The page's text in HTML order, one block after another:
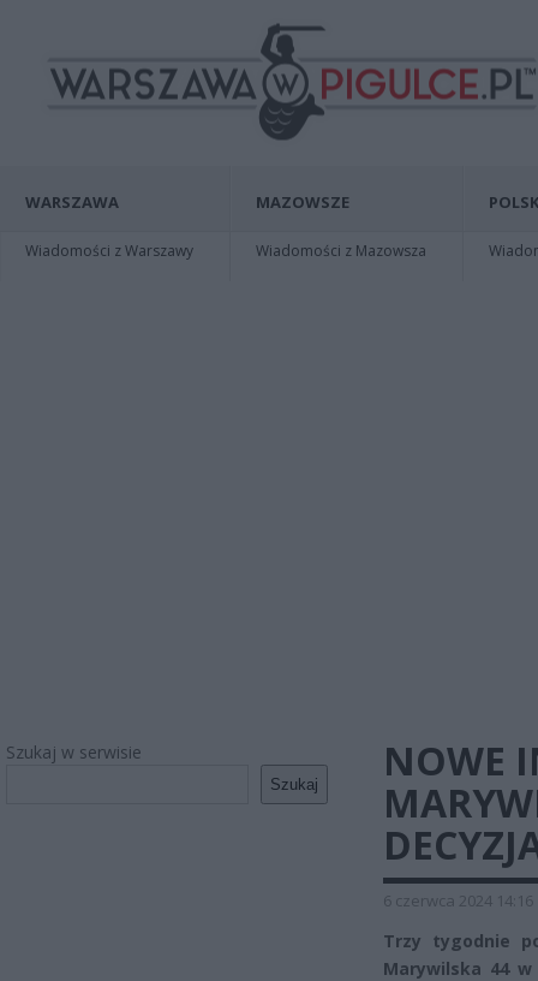
WARSZAWA
Wiadomości z Warszawy
MAZOWSZE
Wiadomości z Mazowsza
Szukaj w serwisie
Szukaj
NOWE
6 czerwca 2024 14:16
Trzy tygodnie
Marywilska 44